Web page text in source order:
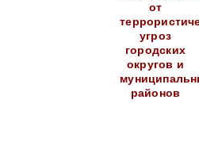
от
угроз
городских
округов и
районов